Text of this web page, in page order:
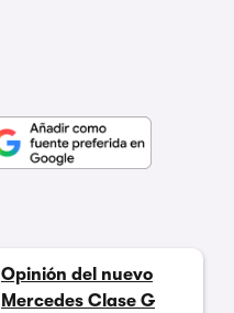
Opinión del nuevo
Mercedes Clase G